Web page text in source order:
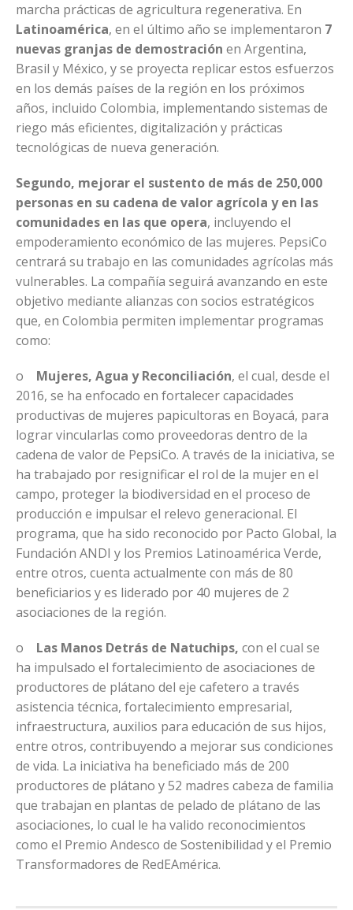
marcha prácticas de agricultura regenerativa. En
Latinoamérica, en el último año se implementaron 7
nuevas granjas de demostración en Argentina,
Brasil y México, y se proyecta replicar estos esfuerzos
en los demás países de la región en los próximos
años, incluido Colombia, implementando sistemas de
riego más eficientes, digitalización y prácticas
tecnológicas de nueva generación.
Segundo, mejorar el sustento de más de 250,000
personas en su cadena de valor agrícola y en las
comunidades en las que opera, incluyendo el
empoderamiento económico de las mujeres. PepsiCo
centrará su trabajo en las comunidades agrícolas más
vulnerables. La compañía seguirá avanzando en este
objetivo mediante alianzas con socios estratégicos
que, en Colombia permiten implementar programas
como:
o Mujeres, Agua y Reconciliación, el cual, desde el
2016, se ha enfocado en fortalecer capacidades
productivas de mujeres papicultoras en Boyacá, para
lograr vincularlas como proveedoras dentro de la
cadena de valor de PepsiCo. A través de la iniciativa, se
ha trabajado por resignificar el rol de la mujer en el
campo, proteger la biodiversidad en el proceso de
producción e impulsar el relevo generacional. El
programa, que ha sido reconocido por Pacto Global, la
Fundación ANDI y los Premios Latinoamérica Verde,
entre otros, cuenta actualmente con más de 80
beneficiarios y es liderado por 40 mujeres de 2
asociaciones de la región.
o Las Manos Detrás de Natuchips, con el cual se
ha impulsado el fortalecimiento de asociaciones de
productores de plátano del eje cafetero a través
asistencia técnica, fortalecimiento empresarial,
infraestructura, auxilios para educación de sus hijos,
entre otros, contribuyendo a mejorar sus condiciones
de vida. La iniciativa ha beneficiado más de 200
productores de plátano y 52 madres cabeza de familia
que trabajan en plantas de pelado de plátano de las
asociaciones, lo cual le ha valido reconocimientos
como el Premio Andesco de Sostenibilidad y el Premio
Transformadores de RedEAmérica.